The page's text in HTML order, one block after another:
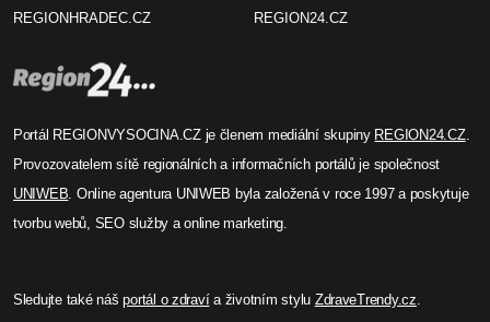
REGIONHRADEC.CZ REGION24.CZ
Portál REGIONVYSOCINA.CZ je členem mediální skupiny REGION24.CZ.
Provozovatelem sítě regionálních a informačních portálů je společnost
UNIWEB. Online agentura UNIWEB byla založená v roce 1997 a poskytuje
tvorbu webů, SEO služby a online marketing.
Sledujte také nášportál o zdravía životním stylu ZdraveTrendy.cz.